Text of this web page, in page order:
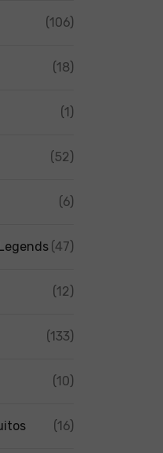
(106)
(18)
(1)
(52)
(6)
(47)
(12)
(133)
(10)
(16)